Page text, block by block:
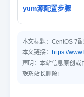
yum源配置步骤
本文标题： CentOS 7
本文链接： https://
声明：本站信息原创或
联系站长删除!